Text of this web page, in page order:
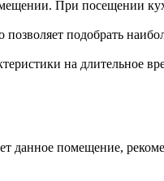
При посещении
подобрать
на длительное
данное помещение,